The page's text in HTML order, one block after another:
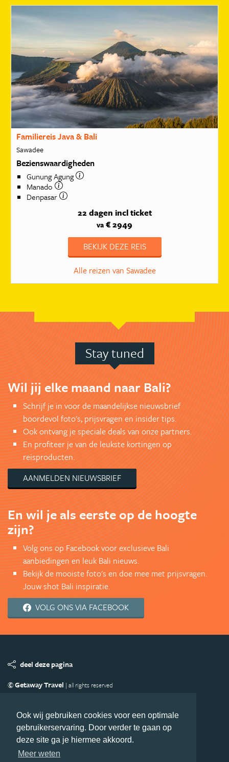
Ook wij gebruiken cookies voor een optimale
gebruikerservaring. Door verder te gaan op
deze site ga je hiermee akkoord.
Meer weten
Familiereis Java & Bali
Sawadee
Bezienswaardigheden
Gunung Agung
Manado
Denpasar
22 dagen incl ticket
va € 2949
BEKIJK DEZE REIS
Alle reizen van Sawadee
Stay tuned
Wil jij elke maand naar Bali?
Schrijf je in voor de maandelijkse nieuwsbrief
boordevol foto's, prijsvragen en insider tips.
Ook ontvang je speciale deals van onze partners.
En profiteer je van de leukste kortingen op
reisproducten.
AANMELDEN NIEUWSBRIEF
En wil je als eerste op de hoogte
zijn?
Volg ons op Facebook voor exclusieve Bali
aanbiedingen en leuk Bali nieuws.
Bekijk de mooiste foto's en doe mee met prijsvragen.
Jouw shot Bali inspiratie.
VOLG ONS VIA FACEBOOK
deel deze pagina
© Getaway Travel | all rights reserved
Copyright
Privacy statement Disclaimer
Cookies
Volg Bali.nl
Nieuwsbrief
Facebook